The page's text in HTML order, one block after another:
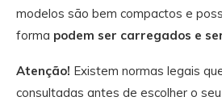
modelos são bem compactos e
forma podem ser carregados e
Atenção! Existem normas legais
consultadas antes de escolher o